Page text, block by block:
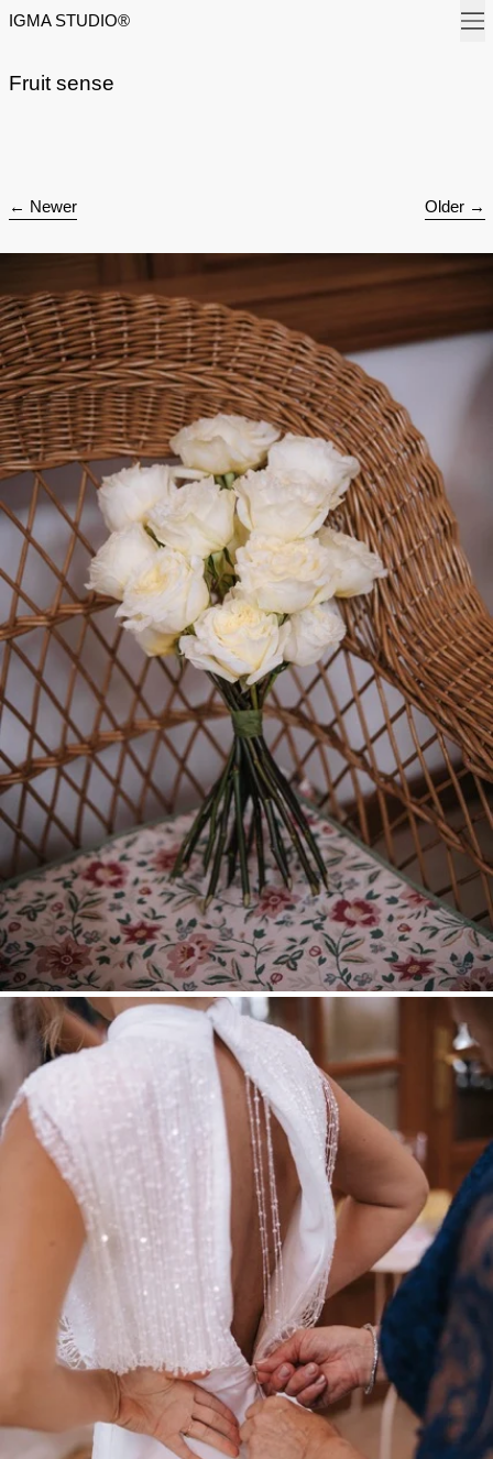
IGMA STUDIO®
Fruit sense
Newer Older